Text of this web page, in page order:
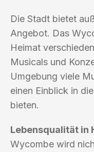
Die Stadt bietet
Angebot. Das
Heimat
Musicals und
Umgebung viele
einen Einblick in
bieten.
Lebensqualität in
Wycombe wird